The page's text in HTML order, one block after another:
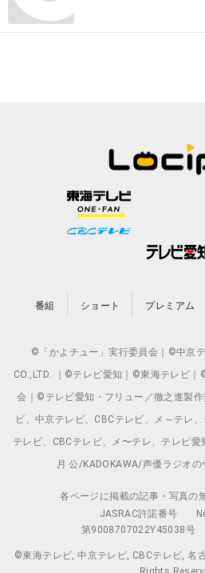
番組 ショート プレミアム
©「かよチュー」実行委員会｜©中京
CO.,LTD. ｜©テレビ愛知｜©東海テレビ
会｜©テレビ愛知・フリュー／徹之進製
ビ、中京テレビ、CBCテレビ、メ～テレ
テレビ、CBCテレビ、メ〜テレ、テレビ
月 公/KADOKAWA/声優ラジオ
各ページに掲載の記事・写真の
JASRAC許諾番号
第9008707022Y45038号
©東海テレビ, 中京テレビ, CBCテレビ, 名